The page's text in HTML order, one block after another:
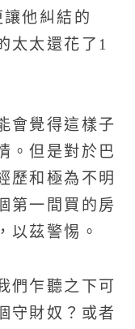
他糾結的
太太還花了1
會覺得這樣子
。但是對於巴
歷和極為不明
第一間買的房
以茲警惕。
們乍聽之下可
守財奴？或者